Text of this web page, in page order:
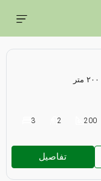
3 2 200
تفاصيل